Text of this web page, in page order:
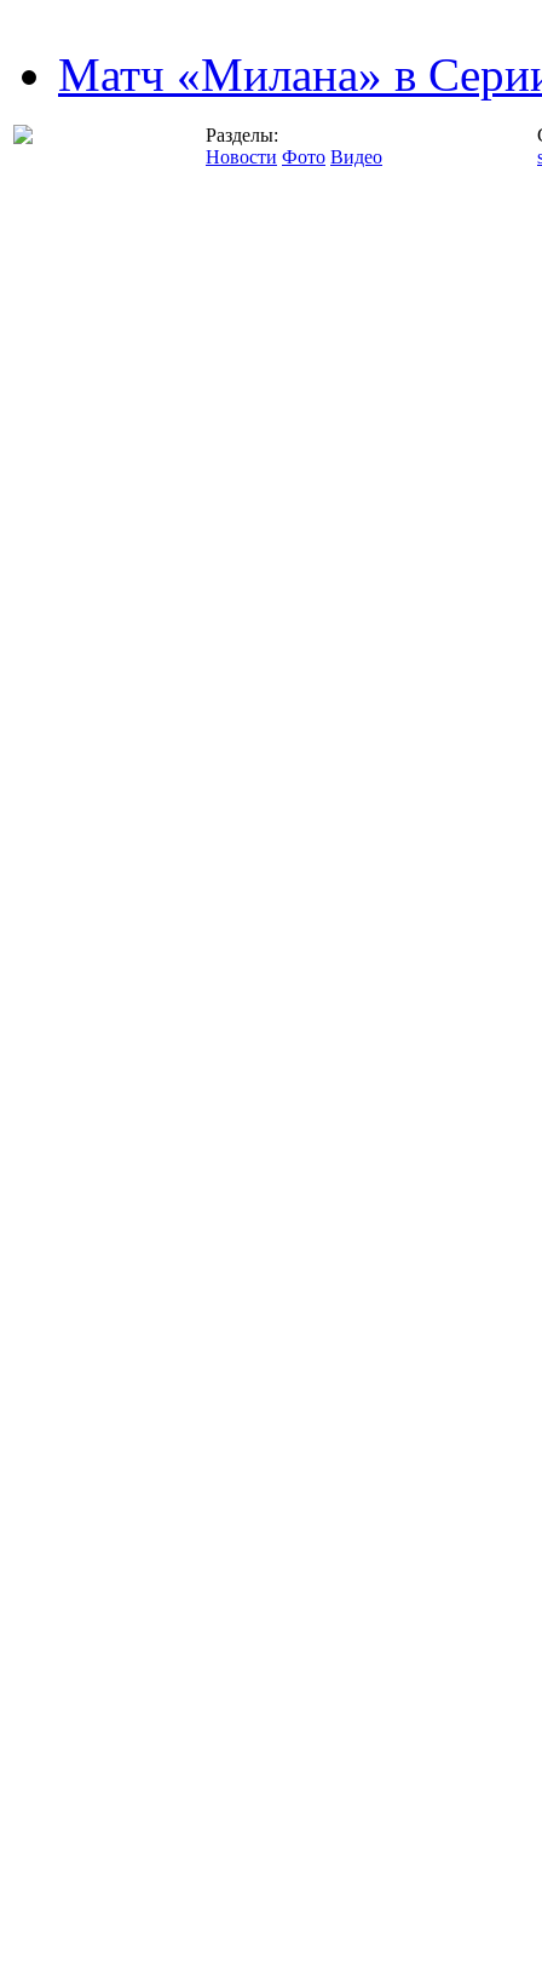
Матч «Милана» в
Разделы:
Новости Фото Видео